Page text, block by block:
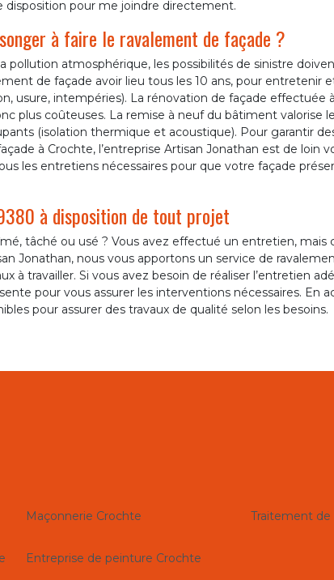
disposition pour me joindre directement.
à faire le ravalement de façade ?
pollution atmosphérique, les possibilités de sinistre
de façade avoir lieu tous les 10 ans, pour
usure, intempéries). La rénovation de façade effectuée
plus coûteuses. La remise à neuf du bâtiment valorise
(isolation thermique et acoustique). Pour garantir
à Crochte, l’entreprise Artisan Jonathan est de loin
les entretiens nécessaires pour que votre façade
à disposition de tout projet
tâché ou usé ? Vous avez effectué un entretien, mais
Jonathan, nous vous apportons un service de
à travailler. Si vous avez besoin de réaliser l’entretien
pour vous assurer les interventions nécessaires. En
pour assurer des travaux de qualité selon les besoins.
Maçonnerie Crochte
Traitement
Entreprise de peinture Crochte